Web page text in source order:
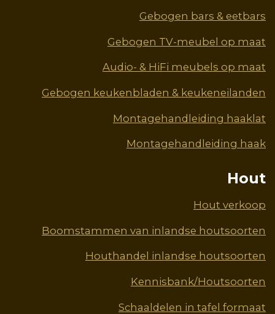
Gebogen bars & eetbars
Gebogen TV-meubel op maat
Audio- & HiFi meubels op maat
Gebogen keukenbladen & keukeneilanden
Montagehandleiding haaklat
Montagehandleiding haak
Hout
Hout verkoop
Boomstammen van inlandse houtsoorten
Houthandel inlandse houtsoorten
Kennisbank/Houtsoorten
Schaaldelen in tafel formaat